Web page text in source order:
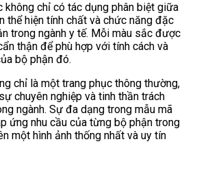
không chỉ có tác dụng phân biệt giữa
thể hiện tính chất và chức năng đặc
trong ngành y tế. Mỗi màu sắc được
thận để phù hợp với tính cách và
bộ phận đó.
chỉ là một trang phục thông thường,
chuyên nghiệp và tinh thần trách
ngành. Sự đa dạng trong mẫu mã
ứng nhu cầu của từng bộ phận trong
một hình ảnh thống nhất và uy tín